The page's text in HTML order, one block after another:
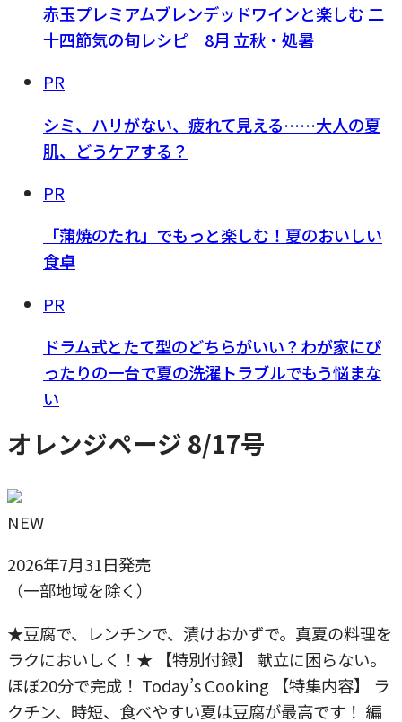
赤玉プレミアムブレンデッドワインと楽しむ 二
十四節気の旬レシピ｜8月 立秋・処暑
PR
シミ、ハリがない、疲れて見える……大人の夏
肌、どうケアする？
PR
「蒲焼のたれ」でもっと楽しむ！夏のおいしい
食卓
PR
ドラム式とたて型のどちらがいい？わが家にぴ
ったりの一台で夏の洗濯トラブルでもう悩まな
い
オレンジページ 8/17号
NEW
2026年7月31日発売
（一部地域を除く）
★豆腐で、レンチンで、漬けおかずで。真夏の料理を
ラクにおいしく！★ 【特別付録】 献立に困らない。
ほぼ20分で完成！ Today’s Cooking 【特集内容】 ラ
クチン、時短、食べやすい夏は豆腐が最高です！ 編